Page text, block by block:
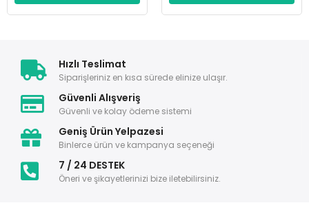
Hızlı Teslimat
Siparişleriniz en kısa sürede elinize ulaşır.
Güvenli Alışveriş
Güvenli ve kolay ödeme sistemi
Geniş Ürün Yelpazesi
Binlerce ürün ve kampanya seçeneği
7 / 24 DESTEK
Öneri ve şikayetlerinizi bize iletebilirsiniz.